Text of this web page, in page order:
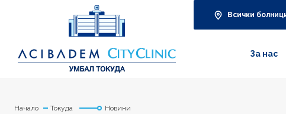
Всички
За нас
Начало Токуда Новини